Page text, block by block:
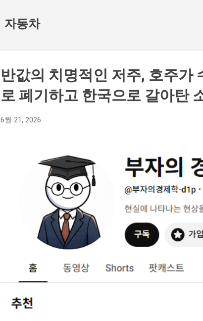
자동차
반값의 치명적인 저주, 호주가
로 폐기하고 한국으로 갈아탄
6월 21, 2026